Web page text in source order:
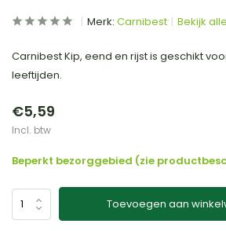
Merk: Carnibest Bekijk
Carnibest Kip, eend en rijst is geschikt
leeftijden.
€5,59
Incl. btw
Beperkt bezorggebied (zie
Toevoegen aan